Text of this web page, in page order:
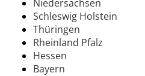
Niedersachsen
Schleswig Holstein
Thüringen
Rheinland Pfalz
Hessen
Bayern